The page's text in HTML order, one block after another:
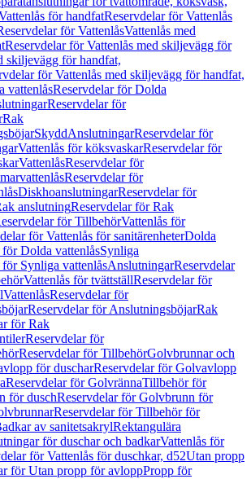
för handfatReservdelar för Vattenlås
för VattenlåsVattenlås med
Reservdelar för Vattenlås med skiljevägg för
skiljevägg för handfat,
för Vattenlås med skiljevägg för handfat,
vattenlåsReservdelar för Dolda
Reservdelar för
Rak
SkyddAnslutningarReservdelar för
Vattenlås för köksvaskarReservdelar för
VattenlåsReservdelar för
Reservdelar för
DiskhoanslutningarReservdelar för
anslutningReservdelar för Rak
för TillbehörVattenlås för
för Vattenlås för sanitärenheterDolda
för Dolda vattenlåsSynliga
Synliga vattenlåsAnslutningarReservdelar
Vattenlås för tvättställReservdelar för
VattenlåsReservdelar för
Reservdelar för AnslutningsböjarRak
för Rak
Reservdelar för
Reservdelar för TillbehörGolvbrunnar och
för duscharReservdelar för Golvavlopp
Reservdelar för GolvrännaTillbehör för
för duschReservdelar för Golvbrunn för
Reservdelar för Tillbehör för
av sanitetsakrylRektangulära
för duschar och badkarVattenlås för
för Vattenlås för duschkar, d52Utan propp
för Utan propp för avloppPropp för